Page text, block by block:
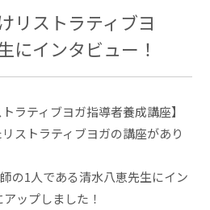
リストラティブヨ
にインタビュー！
ラティブヨガ指導者養成講座】
ストラティブヨガの講座があり
の1人である清水八恵先生にイン
ップしました！